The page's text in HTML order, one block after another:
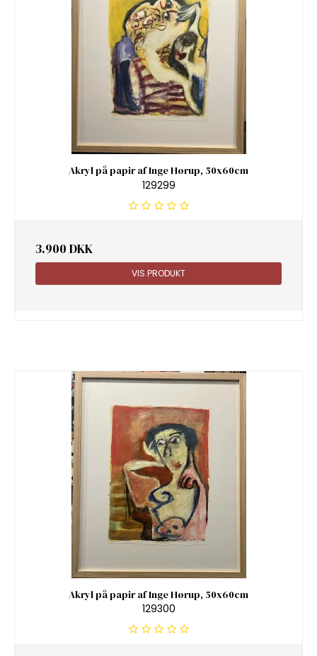
Akryl på papir af Inge Hørup, 50x60cm
129299
3.900 DKK
VIS PRODUKT
Akryl på papir af Inge Hørup, 50x60cm
129300